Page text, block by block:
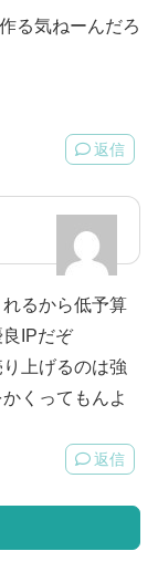
る気ねーんだろ
返信
るから低予算
IPだぞ
上げるのは強
くってもんよ
返信